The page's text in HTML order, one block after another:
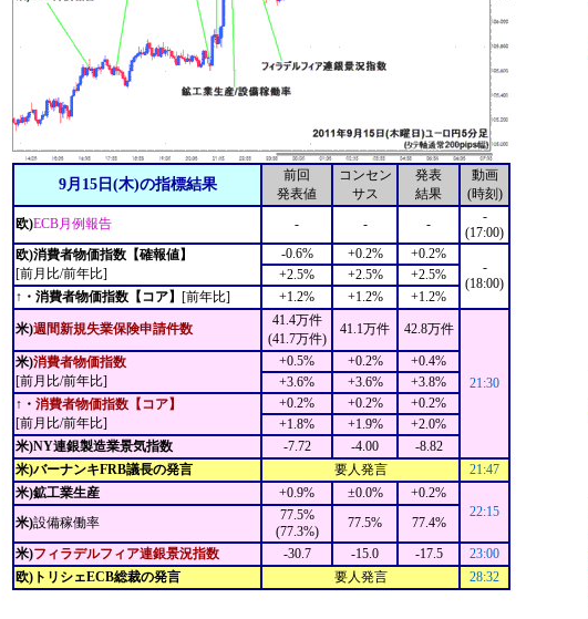
9月15日(木)の指標結果
前回
発表値
コンセン
サス
発表
結果
動画
(時刻)
欧)ECB月例報告 - - -
-
(17:00)
欧)消費者物価指数【確報値】
[前月比/前年比]
-0.6% +0.2%
+0.2%
-
(18:00)
+2.5% +2.5%
+2.5%
↑・消費者物価指数【コア】 [前年比] +1.2% +1.2% +1.2%
米)週間新規失業保険申請件数
41.4万件
(41.7万件)
41.1万件 42.8万件
21:30
米)消費者物価指数
[前月比/前年比]
+0.5% +0.2%
+0.4%
+3.6%
+3.6%
+3.8%
↑・ 消費者物価指数【コア】
[前月比/前年比]
+0.2% +0.2%
+0.2%
+1.8%
+1.9%
+2.0%
米)NY連銀製造業景気指数
-7.72 -4.00
-8.82
米)バーナンキFRB議長の発言
要人発言
21:47
米)鉱工業生産
+0.9% ±0.0%
+0.2%
22:15
米)設備稼働率
77.5%
(77.3%)
77.5%
77.4%
米)フィラデルフィア連銀景況指数 -30.7 -15.0 -17.5
23:00
欧)トリシェECB総裁の発言
要人発言 28:32